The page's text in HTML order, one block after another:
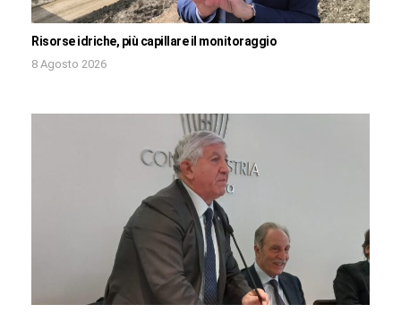
Risorse idriche, più capillare il monitoraggio
8 Agosto 2026